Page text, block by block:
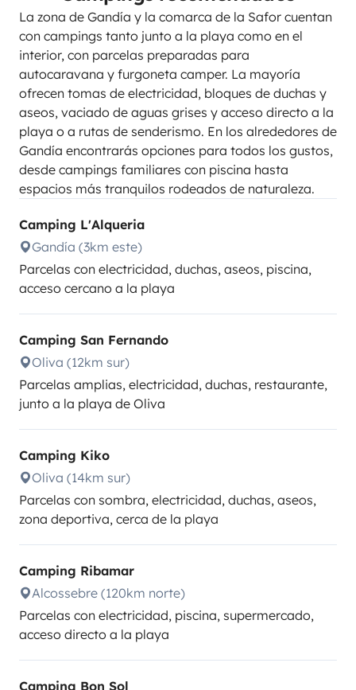
La zona de Gandía y la comarca de la Safor cuentan
con campings tanto junto a la playa como en el
interior, con parcelas preparadas para
autocaravana y furgoneta camper. La mayoría
ofrecen tomas de electricidad, bloques de duchas y
aseos, vaciado de aguas grises y acceso directo a la
playa o a rutas de senderismo. En los alrededores de
Gandía encontrarás opciones para todos los gustos,
desde campings familiares con piscina hasta
espacios más tranquilos rodeados de naturaleza.
Camping L'Alqueria
Gandía (3km este)
Parcelas con electricidad, duchas, aseos, piscina,
acceso cercano a la playa
Camping San Fernando
Oliva (12km sur)
Parcelas amplias, electricidad, duchas, restaurante,
junto a la playa de Oliva
Camping Kiko
Oliva (14km sur)
Parcelas con sombra, electricidad, duchas, aseos,
zona deportiva, cerca de la playa
Camping Ribamar
Alcossebre (120km norte)
Parcelas con electricidad, piscina, supermercado,
acceso directo a la playa
Camping Bon Sol